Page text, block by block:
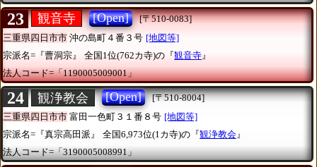
23 観音寺 [Open]
[〒510-0083]
三重県四日市市 沖の島町４番３号 [地図等]
宗派名=『曹洞宗』
全国1位(762カ寺)の『観音寺 』
法人コード=「1190005009001」
24 観浄教会 [Open]
[〒510-8004]
三重県四日市市 富田一色町３１番８号 [地図等]
宗派名=『真宗高田派』
全国6,973位(1カ寺)の『観浄教会』
法人コード=「3190005008991」